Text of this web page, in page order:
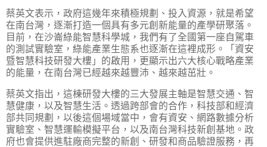
蔡英文表示，政府這幾年來積極規劃、投入資源，就是希望
在南台灣，逐漸打造一個具有多元創新能量的產學研聚落。
目前，在沙崙綠能智慧科學城，我們有了全國第一座自駕車
的測試實驗室，綠能產業生態系也逐漸在這裡成形。「資安
暨智慧科技研發大樓」的啟用，更顯示出六大核心戰略產業
的能量，在南台灣已經越來越豐沛、越來越茁壯。
蔡英文指出，這棟研發大樓的三大發展主軸是智慧交通、智
慧健康，以及智慧生活。透過跨部會的合作，科技部和經濟
部共同規劃，以後這個場域當中，會有資安、網路數據分析
實驗室、智慧運輸模擬平台，以及南台灣科技新創基地。政
府也會提供進駐廠商完整的新創、研發和商品驗證服務，再